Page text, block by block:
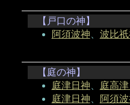
【戸口の神】
阿須波神
波比
【庭の神】
庭津日神
庭高
庭津日神
阿須